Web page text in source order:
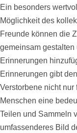
Ein besonders
Möglichkeit des
Freunde können die
gemeinsam
Erinnerungen
Erinnerungen gibt
Verstorbene nicht
Menschen eine
Teilen und Sammeln
umfassenderes Bild